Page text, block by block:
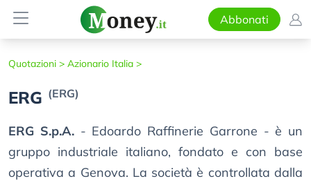
Abbonati
Quotazioni > Azionario Italia >
ERG (ERG)
ERG S.p.A.- Edoardo Raffinerie Garrone - è un
gruppo industriale italiano, fondato e con base
operativa a Genova. La società è controllata dalla